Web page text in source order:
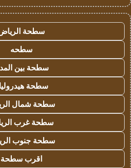
سطحة
سطحه
سطحة بين
سطحة
سطحة شمال
سطحة غرب
سطحة جنوب
اقرب سطحة